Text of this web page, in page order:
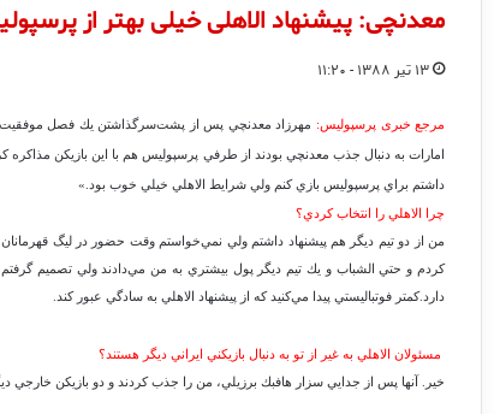
معدنچی: پیشنهاد الاهلی خیلی بهتر از
۱۳ تیر ۱۳۸۸ - ۱۱:۲۰
مرجع خبری پرسپولیس: مهرزاد معدنچي پس از پشت‌سرگذاشتن يك فصل
امارات به دنبال جذب معدنچي بودند از طرفي پرسپوليس هم با اين بازيكن
داشتم براي پرسپوليس بازي كنم ولي شرايط الاهلي خيلي خوب بود.»
چرا الاهلي را انتخاب كردي؟
من از دو تيم ديگر هم پيشنهاد داشتم ولي نمي‌خواستم وقت حضور در ليگ
كردم و حتي الشباب و يك تيم ديگر پول بيشتري به من مي‌دادند ولي تصميم
دارد.كمتر فوتباليستي پيدا مي‌كنيد كه از پيشنهاد الاهلي به سادگي عبور كند.
مسئولان الاهلي به غير از تو به دنبال بازيكني ايراني ديگر هستند؟
خير. آنها پس از جدايي سزار هافبك برزيلي، من را جذب كردند و دو بازيكن خارجي